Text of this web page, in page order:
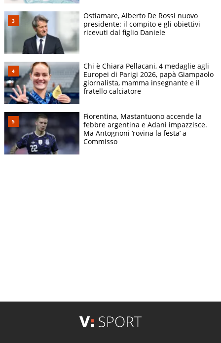
Ostiamare, Alberto De Rossi nuovo
presidente: il compito e gli obiettivi
ricevuti dal figlio Daniele
Chi è Chiara Pellacani, 4 medaglie agli
Europei di Parigi 2026, papà Giampaolo
giornalista, mamma insegnante e il
fratello calciatore
Fiorentina, Mastantuono accende la
febbre argentina e Adani impazzisce.
Ma Antognoni ‘rovina la festa’ a
Commisso